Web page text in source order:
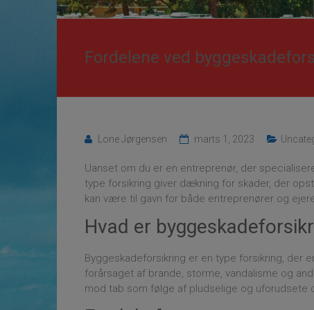
Fordelene ved
Lone Jørgensen marts 1, 2023
Uanset om du er en entreprenør, der
type forsikring giver dækning for skader, der
kan være til gavn for både entreprenører og
Hvad er
Byggeskadeforsikring er en type forsikring, der
forårsaget af brande, storme, vandalisme og
mod tab som følge af pludselige og